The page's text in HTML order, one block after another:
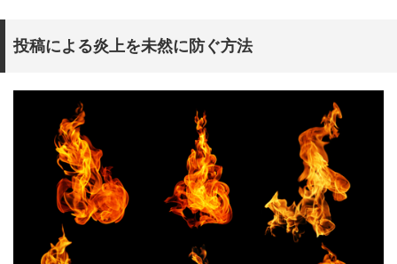
投稿による炎上を未然に防ぐ方法